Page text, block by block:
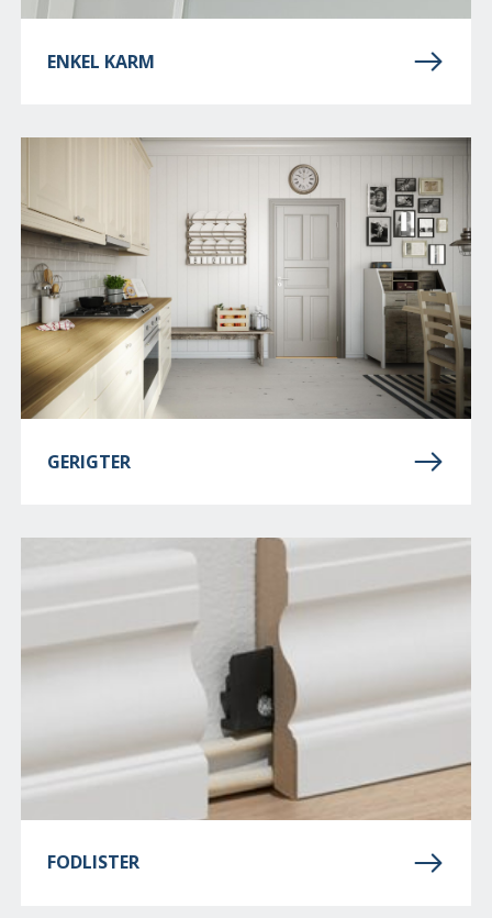
ENKEL KARM
GERIGTER
FODLISTER